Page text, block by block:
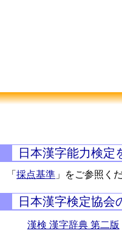
日本漢字能力検定
「採点基準 」をご参照く
日本漢字検定協会
漢検 漢字辞典 第二版